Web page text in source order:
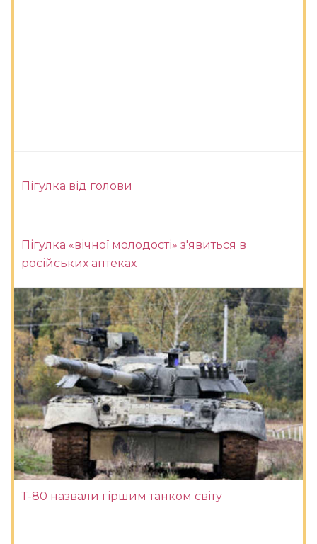
Пігулка від голови
Пігулка «вічної молодості» з'явиться в
російських аптеках
Т-80 назвали гіршим танком світу